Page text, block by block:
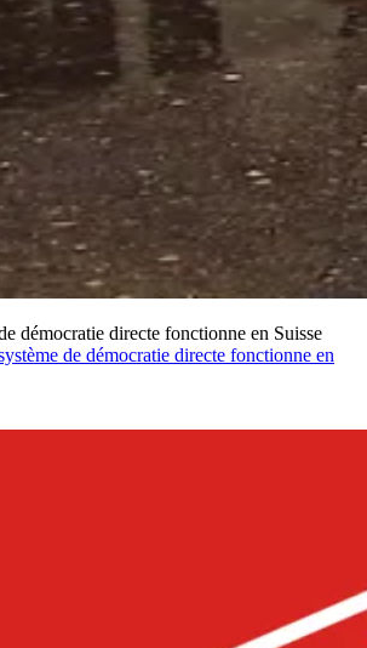
démocratie directe fonctionne en Suisse
de démocratie directe fonctionne en